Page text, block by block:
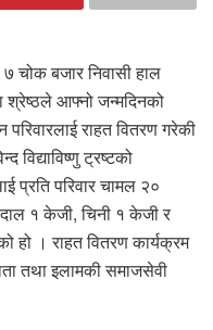
चोक बजार निवासी हाल
श्रेष्ठले आफ्नो जन्मदिनको
राहत वितरण गरेकी
विद्याविष्णु ट्रष्टको
प्रति परिवार चामल २०
१ केजी, चिनी १ केजी र
हो । राहत वितरण कार्यक्रम
तथा इलामकी समाजसेवी